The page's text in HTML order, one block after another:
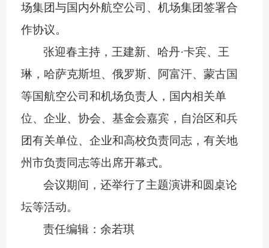
场集团与国内外航空公司、机场集团签署合
作协议。
张迎春主持，王建新、哈丹·卡宾、王
琳，哈萨克斯坦、俄罗斯、阿富汗、蒙古国
等国航空公司和机场负责人，国内相关单
位、企业、协会、基金会嘉宾，自治区和兵
团有关单位、企业和高校负责同志，有关地
州市负责同志等出席开幕式。
会议期间，还举行了主题演讲和圆桌论
坛等活动。
责任编辑：余若琪